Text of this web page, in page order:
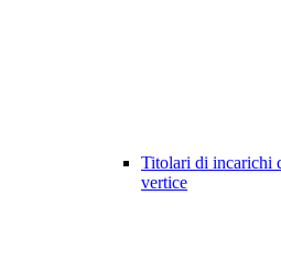
Titolari di incarichi
vertice